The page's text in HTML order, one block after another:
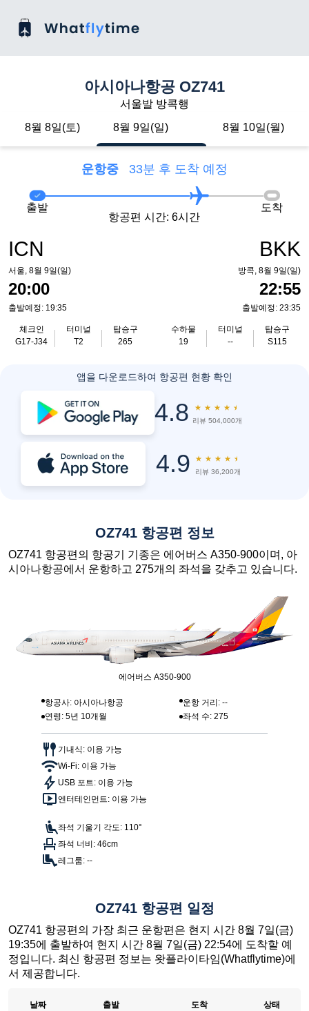
아시아나항공 OZ741
서울발 방콕행
8월 8일(토)
8월 9일(일) 8월 10일(월)
운항중 33분 후 도착 예정
ICN
서울, 8월 9일(일)
20:00
출발예정: 19:35
체크인
G17-J34
터미널
T2
탑승구
265
출발
항공편 시간: 6시간
도착
BKK
방콕, 8월 9일(일)
22:55
출발예정: 23:35
수하물
19
터미널
--
탑승구
S115
앱을 다운로드하여 항공편 현황 확인
4.8 ★ ★ ★ ★ ★
리뷰 504,000개
4.9 ★ ★ ★ ★ ★
리뷰 36,200개
OZ741 항공편 정보
OZ741 항공편의 항공기 기종은 에어버스 A350-900이며, 아
시아나항공에서 운항하고 275개의 좌석을 갖추고 있습니다.
에어버스 A350-900
항공사: 아시아나항공
운항 거리: --
연령: 5년 10개월
좌석 수: 275
기내식: 이용 가능
Wi-Fi: 이용 가능
USB 포트: 이용 가능
엔터테인먼트: 이용 가능
좌석 기울기 각도: 110°
좌석 너비: 46cm
레그룸: --
OZ741 항공편 일정
OZ741 항공편의 가장 최근 운항편은 현지 시간 8월 7일(금)
19:35에 출발하여 현지 시간 8월 7일(금) 22:54에 도착할 예
정입니다. 최신 항공편 정보는 왓플라이타임(Whatflytime)에
서 제공합니다.
날짜 출발 도착 상태